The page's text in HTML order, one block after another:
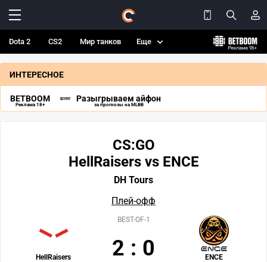
Dota 2 CS2 Мир танков Еще
ИНТЕРЕСНОЕ
BETBOOM
Реклама 18+
Разыгрываем айфон
за прогнозы на MLBB
CS:GO
HellRaisers vs ENCE
DH Tours
Плей-офф
HellRaisers ENCE
BEST-OF-1
2 : 0